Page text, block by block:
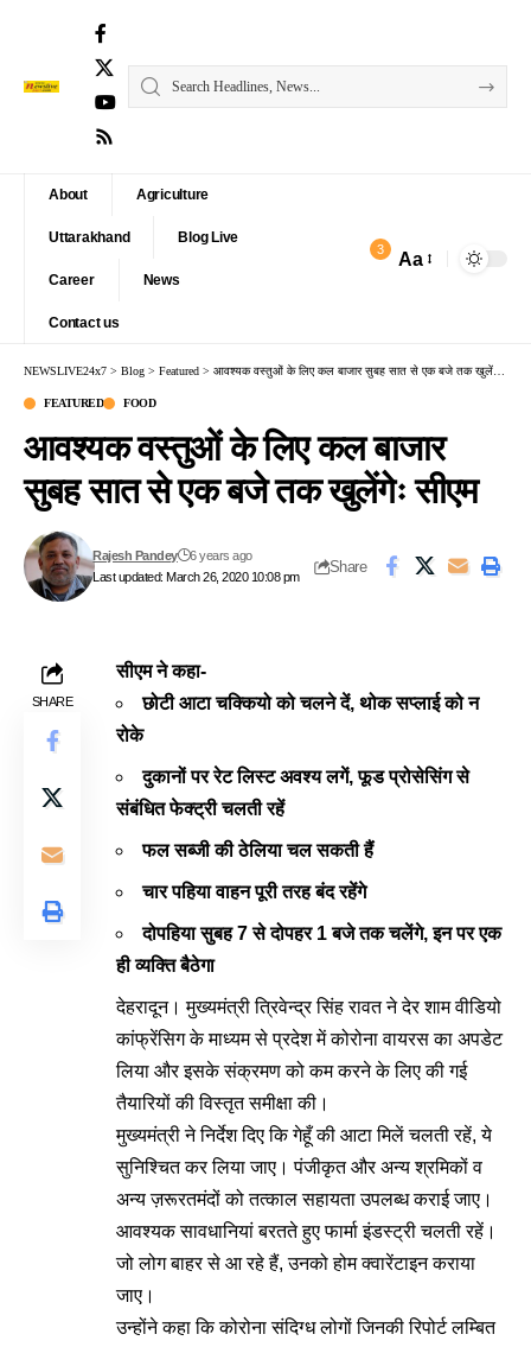
About Agriculture
Uttarakhand Blog Live
Career News
Contact us
3 Aa
NEWSLIVE24x7 > Blog > Featured > आवश्यक वस्तुओं के लिए कल बाजार सुबह सात से एक बजे तक खुलेंगेः सीएम
FEATURED FOOD
आवश्यक वस्तुओं के लिए कल बाजार
सुबह सात से एक बजे तक खुलेंगेः सीएम
Last updated: March 26, 2020 10:08 pm
Rajesh Pandey 6 years ago
Share
SHARE
सीएम ने कहा-
छोटी आटा चक्कियो को चलने दें, थोक सप्लाई को न
रोके
दुकानों पर रेट लिस्ट अवश्य लगें, फूड प्रोसेसिंग से
संबंधित फेक्ट्री चलती रहें
फल सब्जी की ठेलिया चल सकती हैं
चार पहिया वाहन पूरी तरह बंद रहेंगे
दोपहिया सुबह 7 से दोपहर 1 बजे तक चलेंगे, इन पर एक
ही व्यक्ति बैठेगा
देहरादून। मुख्यमंत्री त्रिवेन्द्र सिंह रावत ने देर शाम वीडियो
कांफ्रेंसिग के माध्यम से प्रदेश में कोरोना वायरस का अपडेट
लिया और इसके संक्रमण को कम करने के लिए की गई
तैयारियों की विस्तृत समीक्षा की।
मुख्यमंत्री ने निर्देश दिए कि गेहूँ की आटा मिलें चलती रहें, ये
सुनिश्चित कर लिया जाए। पंजीकृत और अन्य श्रमिकों व
अन्य ज़रूरतमंदों को तत्काल सहायता उपलब्ध कराई जाए।
आवश्यक सावधानियां बरतते हुए फार्मा इंडस्ट्री चलती रहें।
जो लोग बाहर से आ रहे हैं, उनको होम क्वारेंटाइन कराया
जाए।
उन्होंने कहा कि कोरोना संदिग्ध लोगों जिनकी रिपोर्ट लम्बित